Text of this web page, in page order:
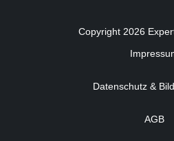
Copyright 2026
Datenschutz &
AGB